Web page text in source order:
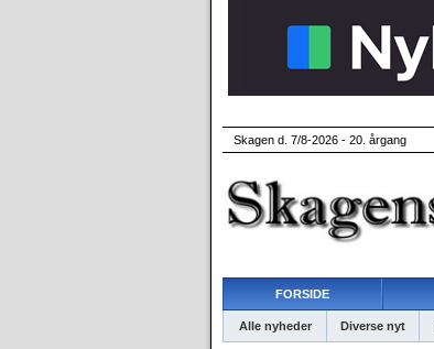
Skagen d. 7/8-2026 - 20. årgang
FORSIDE
Alle nyheder Diverse nyt